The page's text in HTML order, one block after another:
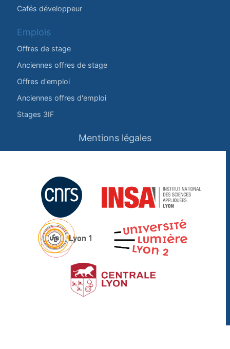
Cafés développeur
Emplois
Offres de stage
Anciennes offres de stage
Offres d'emploi
Anciennes offres d'emploi
Stages 3IF
Mentions légales